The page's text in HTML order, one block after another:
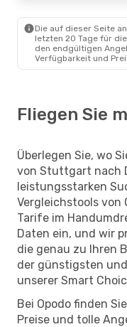
Die auf dieser Seite
letzten 20 Tage für
den endgültigen
Verfügbarkeit und
Fliegen Sie
Überlegen Sie, wo
von Stuttgart nach
leistungsstarken
Vergleichstools von
Tarife im
Daten ein, und wir
die genau zu Ihren
der günstigsten
unserer Smart
Bei Opodo finden
Preise und tolle